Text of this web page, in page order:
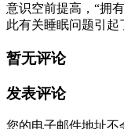
意识空前提高，“拥
此有关睡眠问题引起
暂无评论
发表评论
您的电子邮件地址不